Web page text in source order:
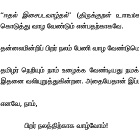
“ஈதல் இசைபடவாழ்தல்” (திருக்குறள்௨௱௩௰௧
கொடுத்து வாழ வேண்டும் என்பதற்காகவே.
தன்னலமின்றிப் பிறர் நலம் பேணி வாழ
தமிழர் நெறியும் நாம் உழைக்க வேண்டியது
இதனை வலியுறுத்துகின்றன. அதையேதான்
எனவே, நாம்,
பிறர் நலத்திற்காக வாழ்வோம்!